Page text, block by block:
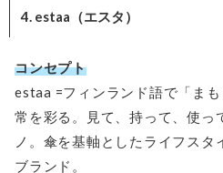
4. estaa（エスタ）
コンセプト
estaa =フィンランド語で「ま
常を彩る。見て、持って、使っ
ノ。傘を基軸としたライフスタ
ブランド。